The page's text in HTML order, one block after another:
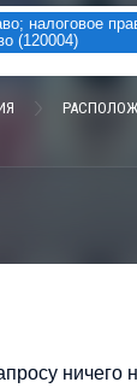
налоговое
(120004)
ничего